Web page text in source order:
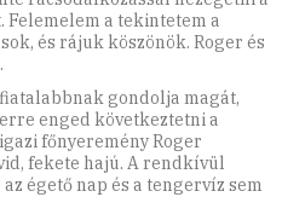
a tekintetem a
és rájuk köszönök. Roger és
gondolja magát,
enged következtetni a
főnyeremény Roger
fekete hajú. A rendkívül
égető nap és a tengervíz sem